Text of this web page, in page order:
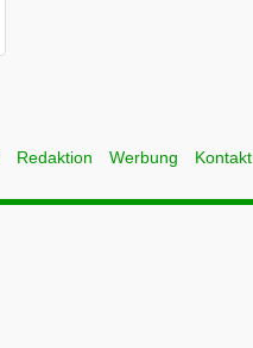
Redaktion Werbung Kontakt